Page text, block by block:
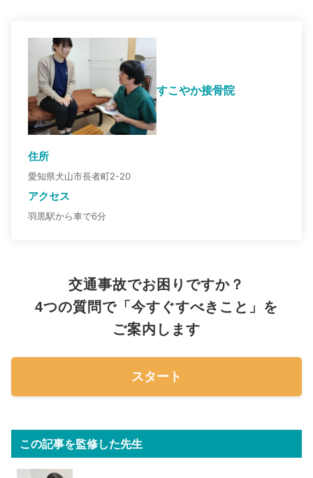
すこやか接骨院
住所
愛知県犬山市長者町2-20
アクセス
羽黒駅から車で6分
交通事故でお困りですか？
4つの質問で「今すぐすべきこと」を
ご案内します
スタート
この記事を監修した先生